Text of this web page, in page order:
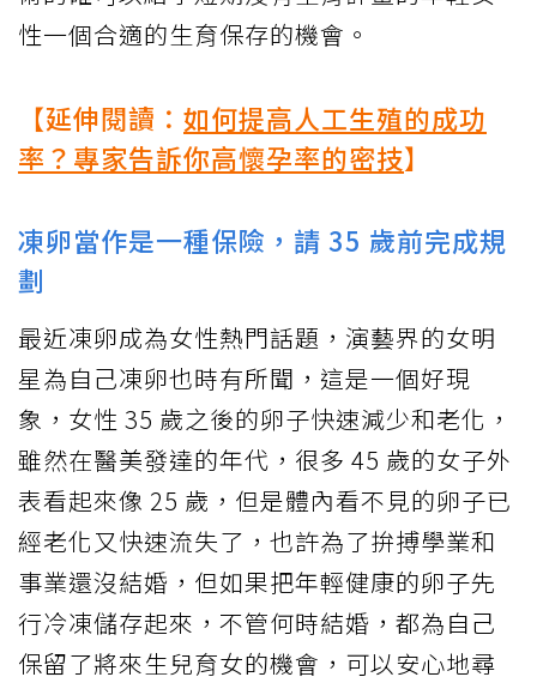
性一個合適的生育保存的機會。
【延伸閱讀： 如何提高人工生殖的成功
率？專家告訴你高懷孕率的密技】
凍卵當作是一種保險，請 35 歲前完成規
劃
最近凍卵成為女性熱門話題，演藝界的女明
星為自己凍卵也時有所聞，這是一個好現
象，女性 35 歲之後的卵子快速減少和老化，
雖然在醫美發達的年代，很多 45 歲的女子外
表看起來像 25 歲，但是體內看不見的卵子已
經老化又快速流失了，也許為了拚搏學業和
事業還沒結婚，但如果把年輕健康的卵子先
行冷凍儲存起來，不管何時結婚，都為自己
保留了將來生兒育女的機會，可以安心地尋